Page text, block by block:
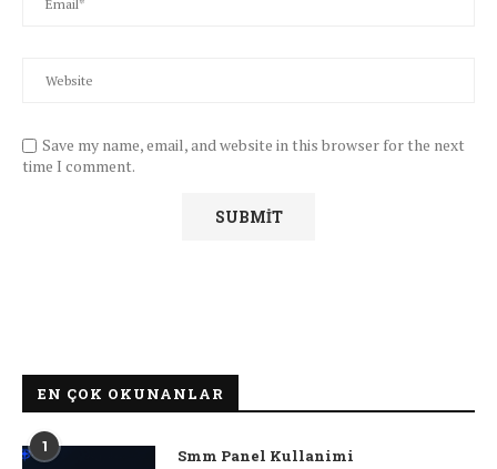
Save my name, email, and website in this browser for the next
time I comment.
EN ÇOK OKUNANLAR
1
Smm Panel Kullanimi